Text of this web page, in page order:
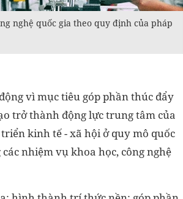
nghệ quốc gia theo quy định của pháp
vì mục tiêu góp phần thúc đẩy
trở thành động lực trung tâm của
kinh tế - xã hội ở quy mô quốc
nhiệm vụ khoa học, công nghệ